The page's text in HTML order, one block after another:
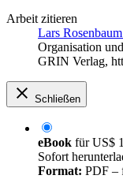
Arbeit zitieren
Lars
Organisation
GRIN Verlag,
Schließen
eBook fürUS$
Sofort
Format: PDF –